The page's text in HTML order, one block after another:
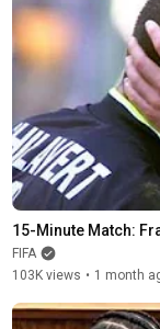
15-Minute Match:
FIFA
103K views • 1 month